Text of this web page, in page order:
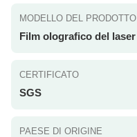
MODELLO DEL PRODOTTO
Film olografico del laser
CERTIFICATO
SGS
PAESE DI ORIGINE